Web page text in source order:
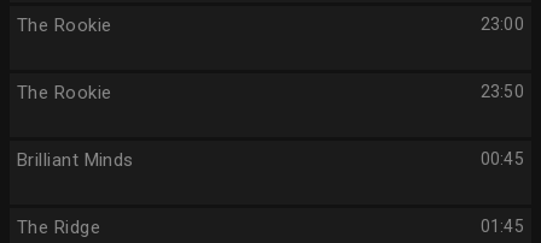
23:00
The Rookie
23:50
The Rookie
00:45
Brilliant Minds
01:45
The Ridge